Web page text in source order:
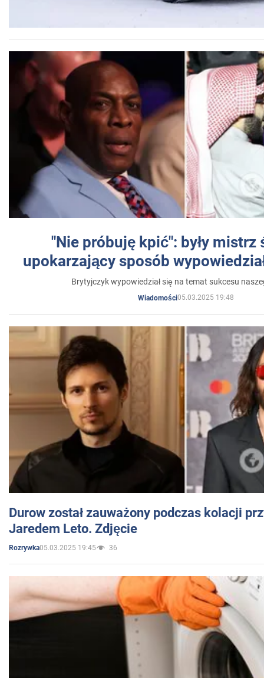
"Nie próbuję kpić": były mistrz
upokarzający sposób
Brytyjczyk wypowiedział się na temat sukcesu
Wiadomości05.03.2025 19:48
Durow został zauważony podczas kolacji
Jaredem Leto. Zdjęcie
Rozrywka05.03.2025 19:45 36